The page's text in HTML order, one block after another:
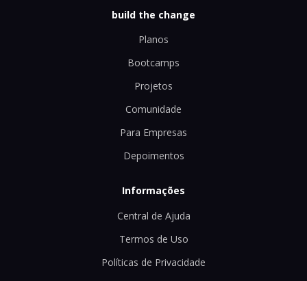
build the change
Planos
Bootcamps
Projetos
Comunidade
Para Empresas
Depoimentos
Informações
Central de Ajuda
Termos de Uso
Políticas de Privacidade